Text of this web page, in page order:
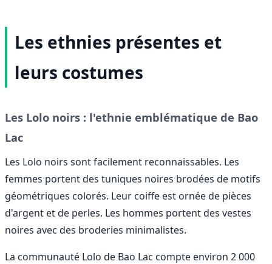
Les ethnies présentes et
leurs costumes
Les Lolo noirs : l'ethnie emblématique de Bao
Lac
Les Lolo noirs sont facilement reconnaissables. Les
femmes portent des tuniques noires brodées de motifs
géométriques colorés. Leur coiffe est ornée de pièces
d'argent et de perles. Les hommes portent des vestes
noires avec des broderies minimalistes.
La communauté Lolo de Bao Lac compte environ 2 000